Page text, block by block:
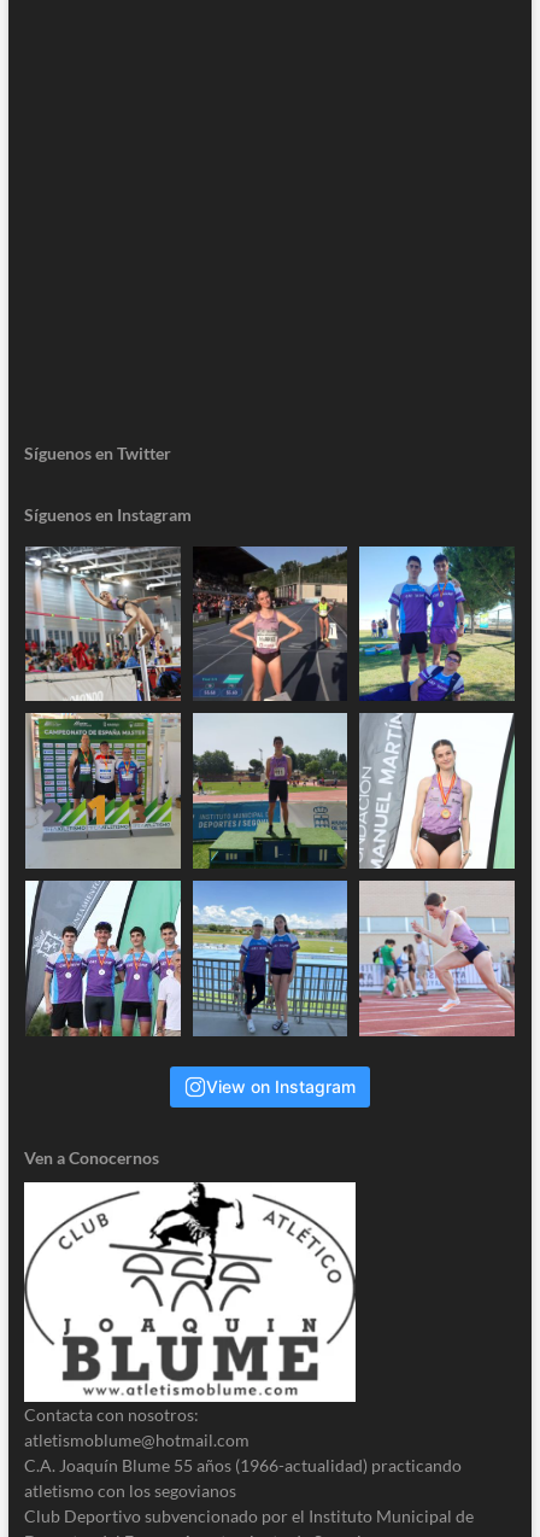
Síguenos en Twitter
Síguenos en Instagram
View on Instagram
Ven a Conocernos
Contacta con nosotros:
atletismoblume@hotmail.com
C.A. Joaquín Blume 55 años (1966-actualidad) practicando
atletismo con los segovianos
Club Deportivo subvencionado por el Instituto Municipal de